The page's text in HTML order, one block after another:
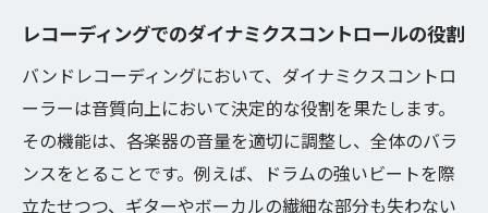
ミキシングにおけるダイナミクスコントロ
ーラーの役割
精度を追求するダイナミクス調整技術
ダイナミクスがミキシングに与える影響と
効果
レコーディングでのダイナミクスコントロールの役割
バンドレコーディングにおいて、ダイナミクスコントロ
ーラーは音質向上において決定的な役割を果たします。
その機能は、各楽器の音量を適切に調整し、全体のバラ
ンスをとることです。例えば、ドラムの強いビートを際
立たせつつ、ギターやボーカルの繊細な部分も失わない